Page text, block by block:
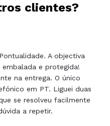
clientes?
A objectiva
e protegida!
na entrega. O único
em PT. Liguei duas
se resolveu facilmente
a repetir.